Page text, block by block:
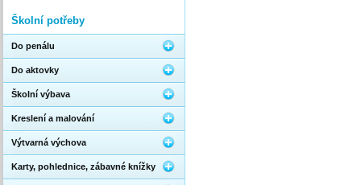
Školní potřeby
Do penálu
Do aktovky
Školní výbava
Kreslení a malování
Výtvarná výchova
Karty, pohlednice, zábavné knížky